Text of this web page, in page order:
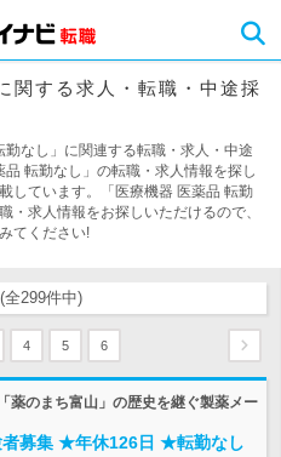
関する求人・転職・中途採
なし」に関連する転職・求人・中途
転勤なし」の転職・求人情報を探し
しています。「医療機器 医薬品 転勤
・求人情報をお探しいただけるので、
てください!
全299件中)
4 5 6
薬のまち富山」の歴史を継ぐ製薬メー
募集 ★年休126日 ★転勤なし